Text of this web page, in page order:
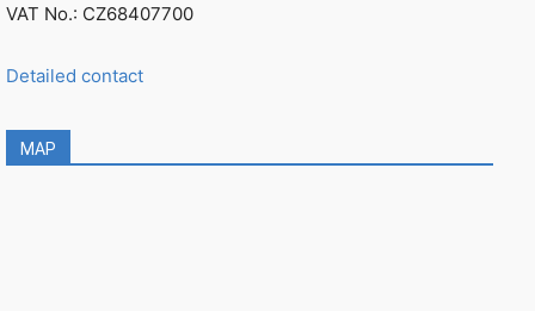
VAT No.: CZ68407700
Detailed contact
MAP